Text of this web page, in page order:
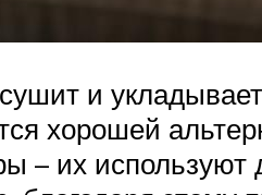
и
хорошей
– их